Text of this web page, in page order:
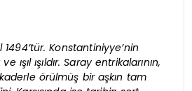
1494’tür. Konstantiniyye’nin
ışıl ışıldır. Saray entrikalarının,
örülmüş bir aşkın tam